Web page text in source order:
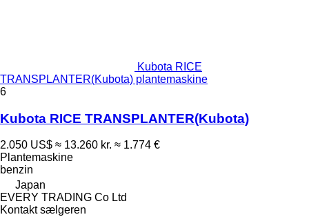
Kubota RICE
TRANSPLANTER(Kubota) plantemaskine
6
Kubota RICE TRANSPLANTER(Kubota)
2.050 US$ ≈ 13.260 kr. ≈ 1.774 €
Plantemaskine
benzin
Japan
EVERY TRADING Co Ltd
Kontakt sælgeren